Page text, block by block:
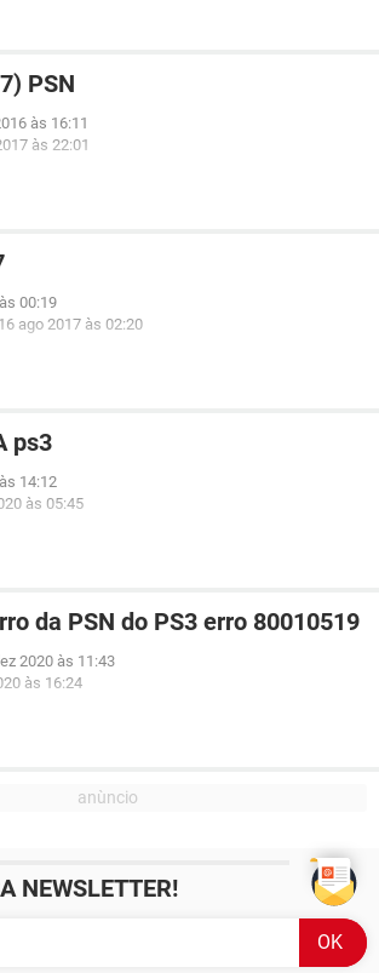
PSN
às 16:11
às 22:01
00:19
16 ago 2017 às 02:20
ps3
14:12
às 05:45
da PSN do PS3 erro 80010519
2020 às 11:43
às 16:24
NEWSLETTER!